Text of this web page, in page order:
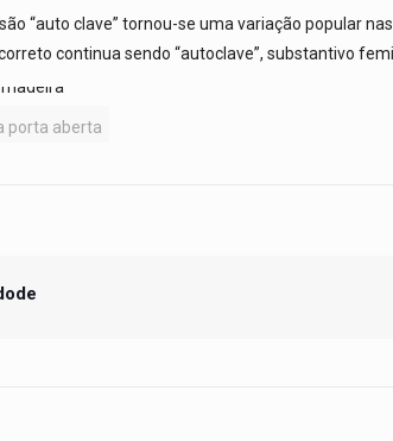
“auto clave” tornou-se uma variação popular
continua sendo “autoclave”, substantivo
porta aberta